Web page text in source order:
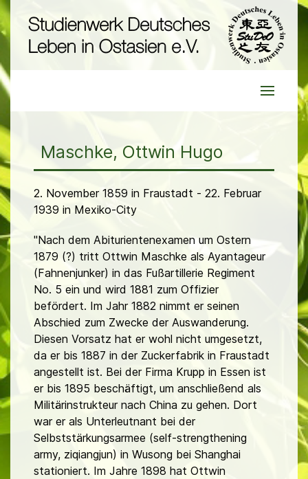
Maschke, Ottwin Hugo
2. November 1859 in Fraustadt - 22. Februar
1939 in Mexiko-City
"Nach dem Abiturientenexamen um Ostern
1879 (?) tritt Ottwin Maschke als Ayantageur
(Fahnenjunker) in das Fußartillerie Regiment
No. 5 ein und wird 1881 zum Offizier
befördert. Im Jahr 1882 nimmt er seinen
Abschied zum Zwecke der Auswanderung.
Diesen Vorsatz hat er wohl nicht umgesetzt,
da er bis 1887 in der Zuckerfabrik in Fraustadt
angestellt ist. Bei der Firma Krupp in Essen ist
er bis 1895 beschäftigt, um anschließend als
Militärinstrukteur nach China zu gehen. Dort
war er als Unterleutnant bei der
Selbststärkungsarmee (self-strengthening
army, ziqiangjun) in Wusong bei Shanghai
stationiert. Im Jahre 1898 hat Ottwin